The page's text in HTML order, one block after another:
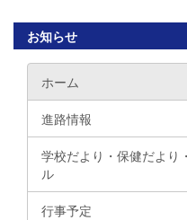
お知らせ
ホーム
進路情報
学校だより・保健だより
ル
行事予定